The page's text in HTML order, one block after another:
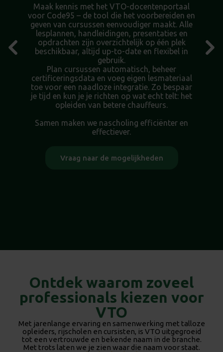
Maak kennis met het VTO-docentenportaal
voor Code95 – de tool die het voorbereiden en
geven van cursussen eenvoudiger maakt. Alle
lesplannen, handleidingen, presentaties en
opdrachten zijn overzichtelijk op één plek
beschikbaar, altijd up-to-date en flexibel in
gebruik.
Plan cursussen automatisch, beheer
certificeringsdata en voeg eigen lesmateriaal
toe voor een naadloze integratie. Zo bespaar
je tijd en kun je je richten op wat echt telt: het
opleiden van betere chauffeurs.
Samen maken we nascholing efficiënter en
effectiever.
Vraag naar de mogelijkheden
Ontdek waarom zoveel
professionals kiezen voor
VTO
Met jarenlange ervaring en samenwerking met talloze
opleiders, rijscholen en cursisten, is VTO uitgegroeid
tot een vertrouwde en bekende naam in de branche.
Met trots laten we je zien waar die naam voor staat.